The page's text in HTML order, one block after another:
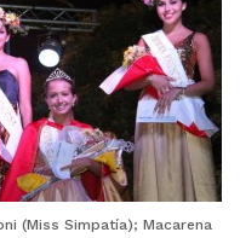
(Miss Simpatía); Macarena